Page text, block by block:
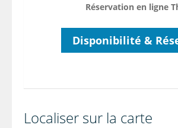
Réservation en ligne
Disponibilité &
Localiser sur la carte